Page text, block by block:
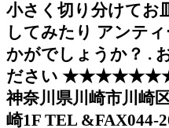
小さく切り分けてお
してみたり アンテ
かがでしょうか？ .
ださい
神奈川県川崎市川崎
崎1F TEL &FAX044-